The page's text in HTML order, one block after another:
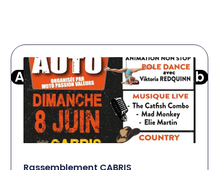
Autres Motos du moto club
Rassemblement CABRIS